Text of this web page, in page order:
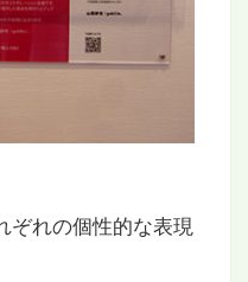
ぞれの個性的な表現